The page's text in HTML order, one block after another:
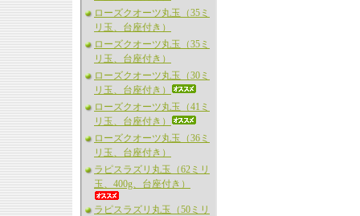
ローズクオーツ丸玉（35ミ
リ玉、台座付き）
ローズクオーツ丸玉（35ミ
リ玉、台座付き）
ローズクオーツ丸玉（30ミ
リ玉、台座付き）
ローズクオーツ丸玉（41ミ
リ玉、台座付き）
ローズクオーツ丸玉（36ミ
リ玉、台座付き）
ラピスラズリ丸玉（62ミリ
玉、400g、台座付き）
ラピスラズリ丸玉（50ミリ